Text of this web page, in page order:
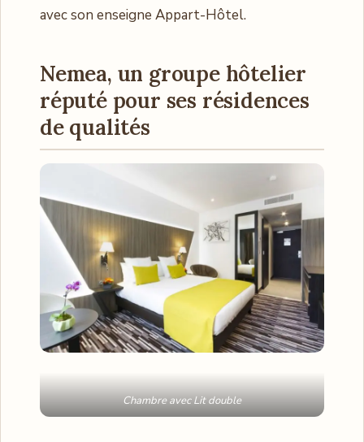
avec son enseigne Appart-Hôtel.
Nemea, un groupe hôtelier
réputé pour ses résidences
de qualités
Chambre avec Lit double